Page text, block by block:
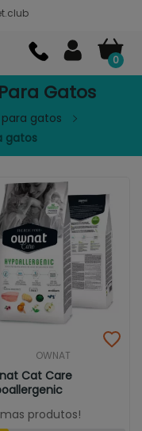
0
Gatos
gatos
gatos
OWNAT
Cat Care
produtos!